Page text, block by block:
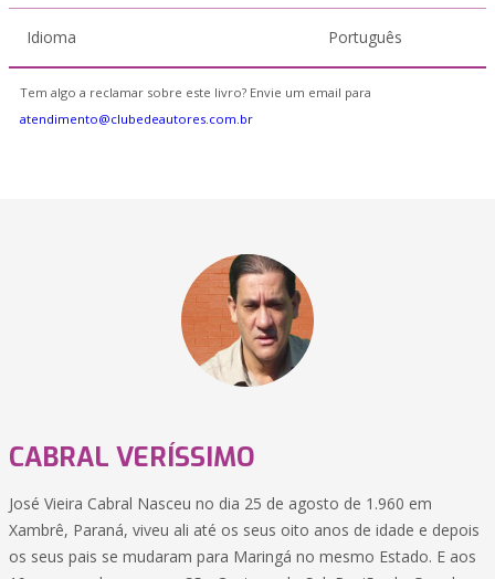
Idioma Português
Tem algo a reclamar sobre este livro? Envie um email para
atendimento@clubedeautores.com.br
CABRAL VERÍSSIMO
José Vieira Cabral Nasceu no dia 25 de agosto de 1.960 em
Xambrê, Paraná, viveu ali até os seus oito anos de idade e depois
os seus pais se mudaram para Maringá no mesmo Estado. E aos